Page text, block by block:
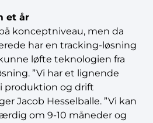
et år
konceptniveau, men da
har en tracking-løsning
løfte teknologien fra
”Vi har et lignende
produktion og drift
Jacob Hesselballe. ”Vi kan
om 9-10 måneder og